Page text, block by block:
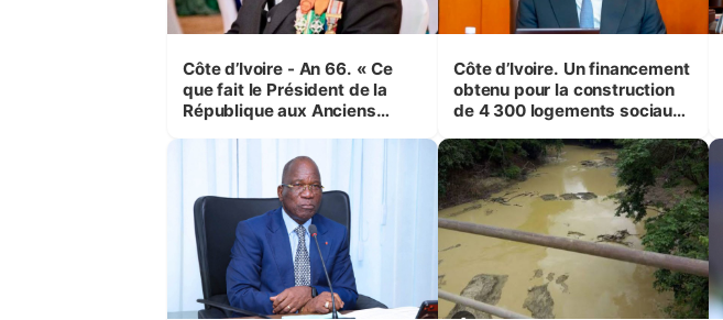
Côte d’Ivoire - An 66. « Ce
que fait le Président de la
République aux Anciens
(Cne Yassoungo Koné ®)
Côte d’Ivoire. Un financement
obtenu pour la construction
de 4 300 logements sociaux
Bouaké et Yamoussoukro